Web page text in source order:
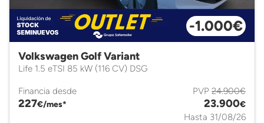
-1.000€
Volkswagen Golf Variant
Life 1.5 eTSI 85 kW (116 CV) DSG
Financia desde
227€/mes*
PVP 24.900€
23.900€
Hasta 31/08/26